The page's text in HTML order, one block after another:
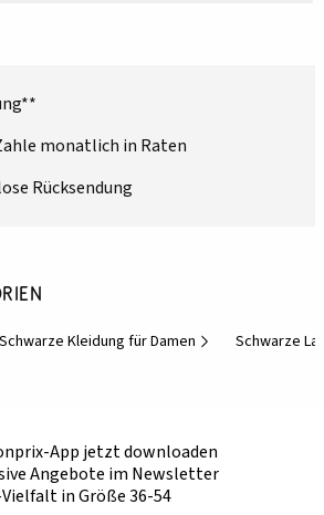
monatlich in Raten
Rücksendung
Schwarze Kleidung für Damen Schwarze
App jetzt downloaden
Angebote im Newsletter
in Größe 36-54